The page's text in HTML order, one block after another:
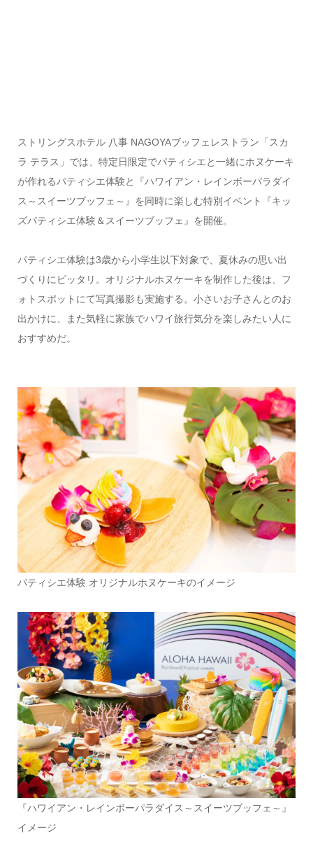
ストリングスホテル 八事 NAGOYAブッフェレストラン「スカ
ラ テラス」では、特定日限定でパティシエと一緒にホヌケーキ
が作れるパティシエ体験と『ハワイアン・レインボーパラダイ
ス～スイーツブッフェ～』を同時に楽しむ特別イベント『キッ
ズパティシエ体験＆スイーツブッフェ』を開催。
パティシエ体験は3歳から小学生以下対象で、夏休みの思い出
づくりにピッタリ。オリジナルホヌケーキを制作した後は、フ
ォトスポットにて写真撮影も実施する。小さいお子さんとのお
出かけに、また気軽に家族でハワイ旅行気分を楽しみたい人に
おすすめだ。
パティシエ体験 オリジナルホヌケーキのイメージ
『ハワイアン・レインボーパラダイス～スイーツブッフェ～』
イメージ